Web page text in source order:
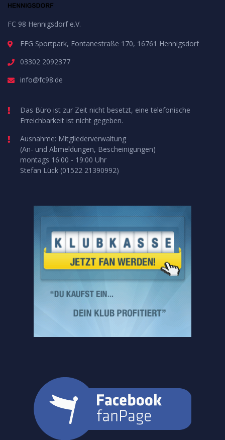
FC 98 Hennigsdorf e.V.
FFG Sportpark, Fontanestraße 170, 16761 Hennigsdorf
03302 2092377
info@fc98.de
Das Büro ist zur Zeit nicht besetzt, eine telefonische
Erreichbarkeit ist nicht gegeben.
Ausnahme: Mitgliederverwaltung
(An- und Abmeldungen, Bescheinigungen)
montags 16:00 - 19:00 Uhr
Stefan Lück (01522 21390992)